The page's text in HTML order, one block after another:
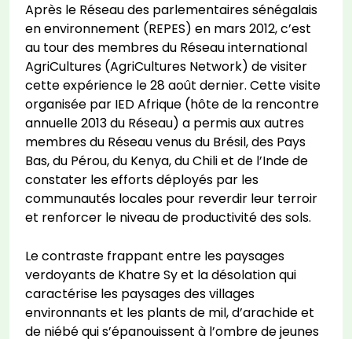
Après le Réseau des parlementaires sénégalais
en environnement (REPES) en mars 2012, c’est
au tour des membres du Réseau international
AgriCultures (AgriCultures Network) de visiter
cette expérience le 28 août dernier. Cette visite
organisée par IED Afrique (hôte de la rencontre
annuelle 2013 du Réseau) a permis aux autres
membres du Réseau venus du Brésil, des Pays
Bas, du Pérou, du Kenya, du Chili et de l’Inde de
constater les efforts déployés par les
communautés locales pour reverdir leur terroir
et renforcer le niveau de productivité des sols.
Le contraste frappant entre les paysages
verdoyants de Khatre Sy et la désolation qui
caractérise les paysages des villages
environnants et les plants de mil, d’arachide et
de niébé qui s’épanouissent à l’ombre de jeunes